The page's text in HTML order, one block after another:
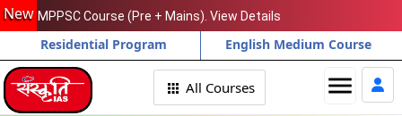
New MPPSC Course (Pre + Mains). View Details
Residential Program English Medium Course
menu
All Courses